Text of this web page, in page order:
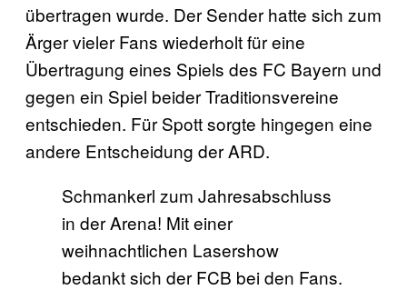
übertragen wurde. Der Sender hatte sich zum
Ärger vieler Fans wiederholt für eine
Übertragung eines Spiels des FC Bayern und
gegen ein Spiel beider Traditionsvereine
entschieden. Für Spott sorgte hingegen eine
andere Entscheidung der ARD.
Schmankerl zum Jahresabschluss
in der Arena! Mit einer
weihnachtlichen Lasershow
bedankt sich der FCB bei den Fans.